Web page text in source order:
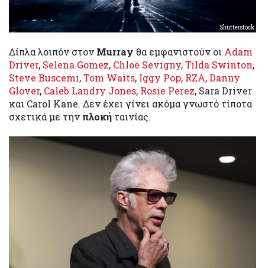
Shutterstock
Δίπλα λοιπόν στον Murray θα εμφανιστούν οι Adam
Driver, Selena Gomez, Chloë Sevigny,Tilda Swinton,
Steve Buscemi,Tom Waits, Iggy Pop, RZA,Danny
Glover, Caleb Landry Jones, Rosie Perez, Sara Driver
και Carol Kane. Δεν έχει γίνει ακόμα γνωστό τίποτα
σχετικά με την πλοκή ταινίας.